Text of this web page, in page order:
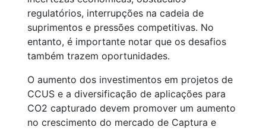
regulatórios, interrupções na cadeia de
suprimentos e pressões competitivas. No
entanto, é importante notar que os desafios
também trazem oportunidades.
O aumento dos investimentos em projetos de
CCUS e a diversificação de aplicações para
CO2 capturado devem promover um aumento
no crescimento do mercado de Captura e